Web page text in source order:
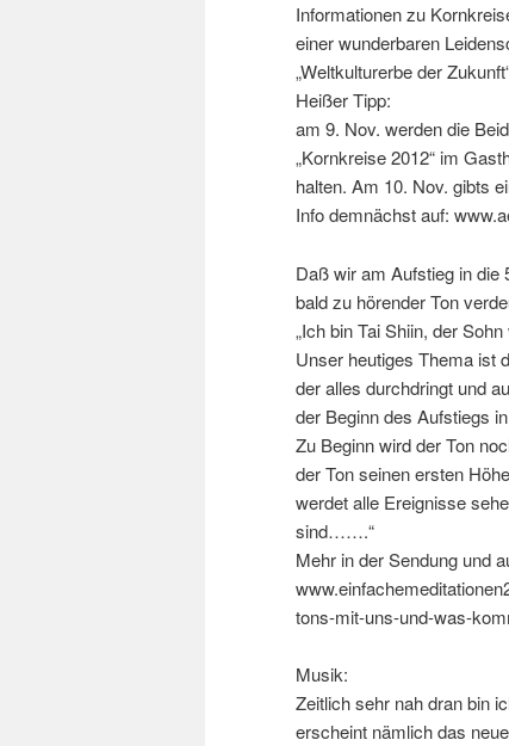
Informationen zu
einer wunderbaren
„Weltkulturerbe der
Heißer Tipp:
am 9. Nov. werden die
„Kornkreise 2012“ im
halten. Am 10. Nov. gibts
Info demnächst auf:
Daß wir am Aufstieg in die
bald zu hörender Ton
„Ich bin Tai Shiin, der
Unser heutiges Thema ist
der alles durchdringt und
der Beginn des Aufstiegs
Zu Beginn wird der Ton
der Ton seinen ersten
werdet alle Ereignisse
sind…….“
Mehr in der Sendung und
tons-mit-uns-und-was-
Musik:
Zeitlich sehr nah dran bin
erscheint nämlich das